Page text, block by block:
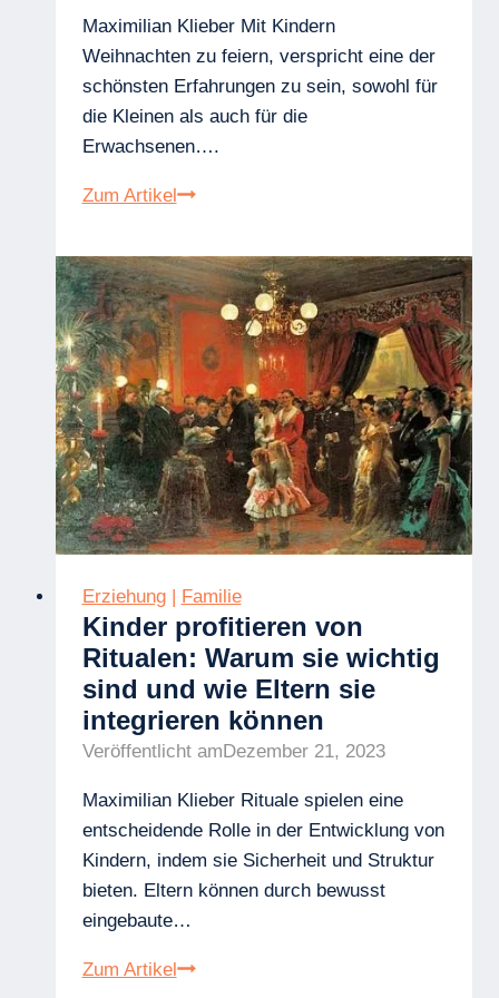
Maximilian Klieber Mit Kindern
Weihnachten zu feiern, verspricht eine der
schönsten Erfahrungen zu sein, sowohl für
die Kleinen als auch für die
Erwachsenen….
Zum ArtikelDie
von
Weniger
ist
Mehr:
Warum
Überfluss
an
Geschenken
Kinder
überfordern
kann
Erziehung| Familie
Kinder profitieren von
Ritualen: Warum sie wichtig
sind und wie Eltern sie
integrieren können
Veröffentlicht amDezember 21, 2023
Maximilian Klieber Rituale spielen eine
entscheidende Rolle in der Entwicklung von
Kindern, indem sie Sicherheit und Struktur
bieten. Eltern können durch bewusst
eingebaute…
Zum ArtikelKinder